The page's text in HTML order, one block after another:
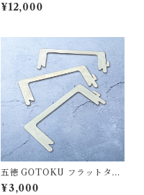
¥12,000
五徳 GOTOKU フラットタイ
プ（3個1セット）塗装なし
¥3,000